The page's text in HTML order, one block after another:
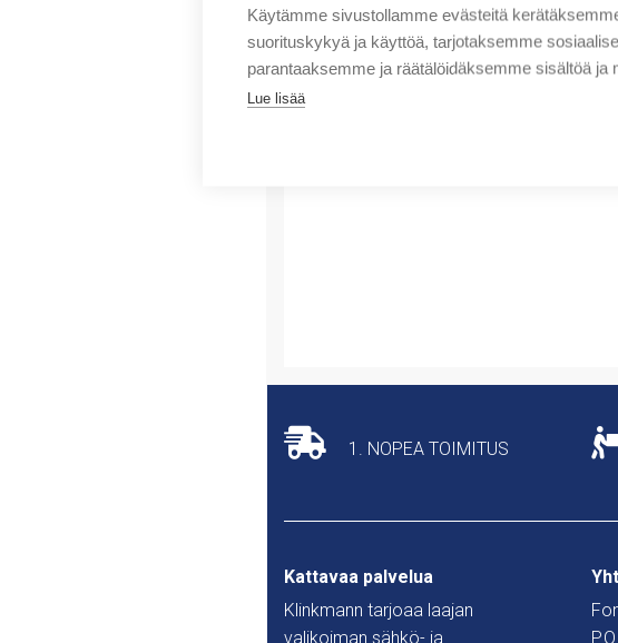
Käytämme sivustollamme evästeitä
suorituskykyä ja käyttöä, tarjotaksemme
parantaaksemme ja räätälöidäksemme sisältöä ja
Lue lisää
1. NOPEA TOIMITUS
Kattavaa palvelua
Klinkmann tarjoaa laajan
valikoiman sähkö- ja